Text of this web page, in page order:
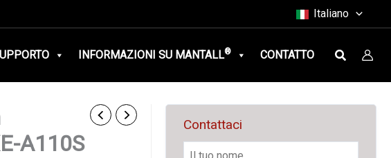
Italiano
INFORMAZIONI SU MANTALL® CONTATTO Ricerca
A110S
Contattaci